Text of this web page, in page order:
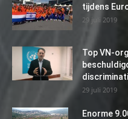
tijdens
29 juli 2019
Top VN-
29 juli 2019
Enorme